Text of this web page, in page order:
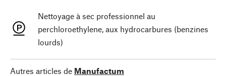
Nettoyage à sec professionnel au
perchloroethylene, aux hydrocarbures (benzines
lourds)
Autres articles de Manufactum